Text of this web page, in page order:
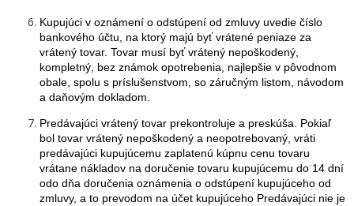
Kupujúci v oznámení o odstúpení od zmluvy uvedie číslo
bankového účtu, na ktorý majú byť vrátené peniaze za
vrátený tovar. Tovar musí byť vrátený nepoškodený,
kompletný, bez známok opotrebenia, najlepšie v pôvodnom
obale, spolu s príslušenstvom, so záručným listom, návodom
a daňovým dokladom.
Predávajúci vrátený tovar prekontroluje a preskúša. Pokiaľ
bol tovar vrátený nepoškodený a neopotrebovaný, vráti
predávajúci kupujúcemu zaplatenú kúpnu cenu tovaru
vrátane nákladov na doručenie tovaru kupujúcemu do 14 dní
odo dňa doručenia oznámenia o odstúpení kupujúceho od
zmluvy, a to prevodom na účet kupujúceho Predávajúci nie je